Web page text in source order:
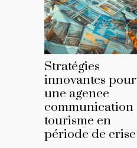
Stratégies
innovantes pour
une agence
communication
tourisme en
période de crise